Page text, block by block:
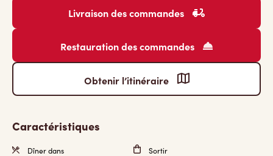
Livraison des commandes
Restauration des commandes
Obtenir l’itinéraire
Caractéristiques
Dîner dans Sortir